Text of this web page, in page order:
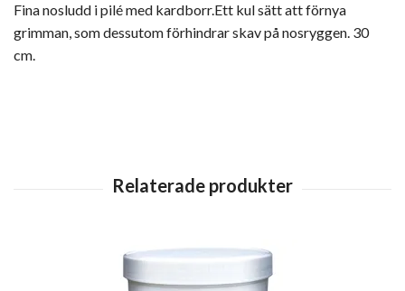
Fina nosludd i pilé med kardborr.Ett kul sätt att förnya
grimman, som dessutom förhindrar skav på nosryggen. 30
cm.